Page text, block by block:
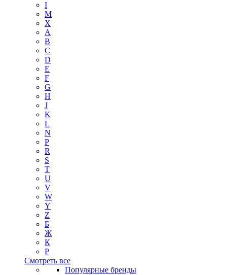
I
M
X
A
B
C
D
E
F
G
H
J
K
L
N
P
R
S
T
U
V
W
Y
Z
Б
Ж
К
Р
Смотреть все
Популярные бренды